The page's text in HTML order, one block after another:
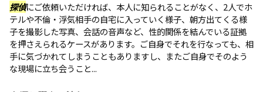
探偵にご依頼いただければ、本人に知られることがなく、2人でホ
テルや不倫・浮気相手の自宅に入っていく様子、朝方出てくる様
子を撮影した写真、会話の音声など、性的関係を結んでいる証拠
を押さえられるケースがあります。ご自身でそれを行なっても、相
手に気づかれてしまうこともありますし、またご自身でそのよう
な現場に立ち会うこと...